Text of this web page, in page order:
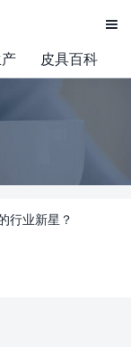

皮具百科
行业新星？